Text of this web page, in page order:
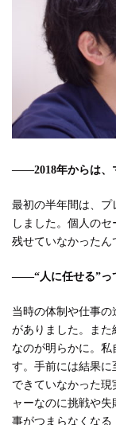
――2018年からは、
最初の半年間は、
しました。個人の
残せていなかったん
――“人に任せる”っ
当時の体制や仕事の
がありました。ま
なのが明らかに。私
す。手前には結果に
できていなかった
ャーなのに挑戦や
事がつまらなくなる